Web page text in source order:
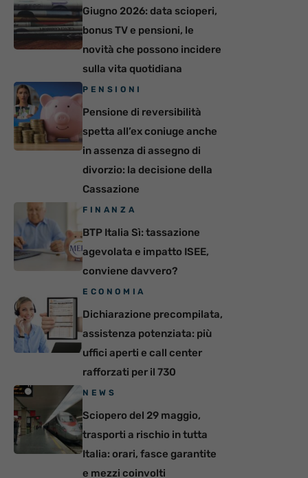
Giugno 2026: data scioperi,
bonus TV e pensioni, le
novità che possono incidere
sulla vita quotidiana
PENSIONI
Pensione di reversibilità
spetta all’ex coniuge anche
in assenza di assegno di
divorzio: la decisione della
Cassazione
FINANZA
BTP Italia Sì: tassazione
agevolata e impatto ISEE,
conviene davvero?
ECONOMIA
Dichiarazione precompilata,
assistenza potenziata: più
uffici aperti e call center
rafforzati per il 730
NEWS
Sciopero del 29 maggio,
trasporti a rischio in tutta
Italia: orari, fasce garantite
e mezzi coinvolti